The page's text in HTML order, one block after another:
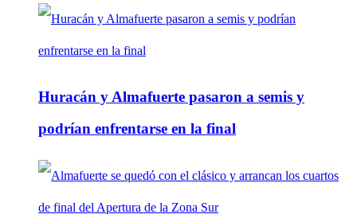
Huracán y Almafuerte pasaron a semis y
podrían enfrentarse en la final